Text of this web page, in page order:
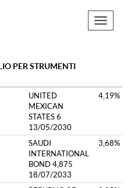
Toggle